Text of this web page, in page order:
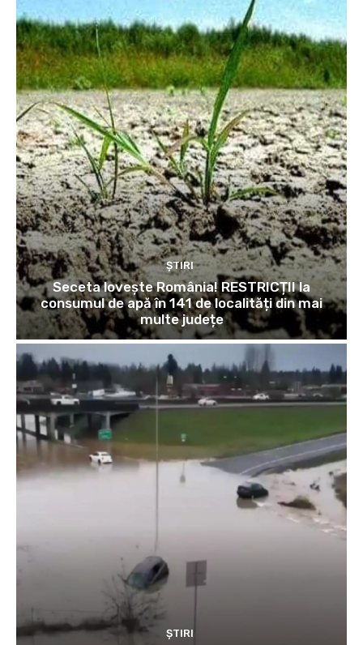
ȘTIRI
Seceta lovește România! RESTRICȚII la
consumul de apă în 141 de localități din mai
multe județe
ȘTIRI